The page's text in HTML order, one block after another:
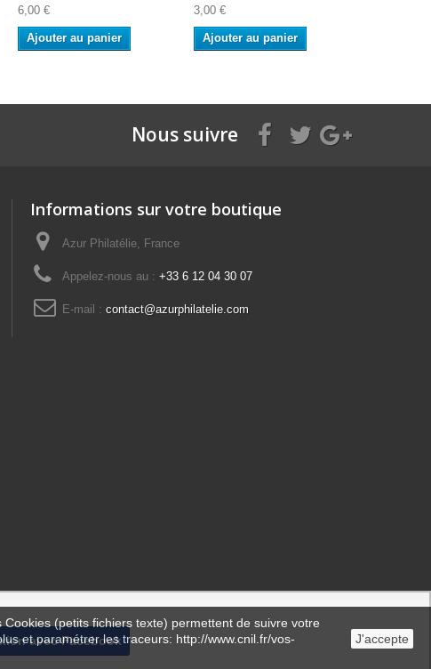
6,00 €
Ajouter au panier
3,00 €
Ajouter au panier
Nous suivre
Informations sur votre boutique
Azur Philatélie, France
Appelez-nous au : +33 6 12 04 30 07
E-mail : contact@azurphilatelie.com
(petits fichiers texte) permettent de suivre votre
et paramétrer les traceurs: http://www.cnil.fr/vos-
J'accepte
avec Facebook